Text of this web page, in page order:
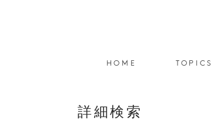
HOME TOPICS
詳細検索